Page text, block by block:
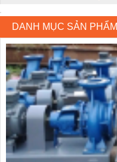
DANH MỤC SẢN PHẨM